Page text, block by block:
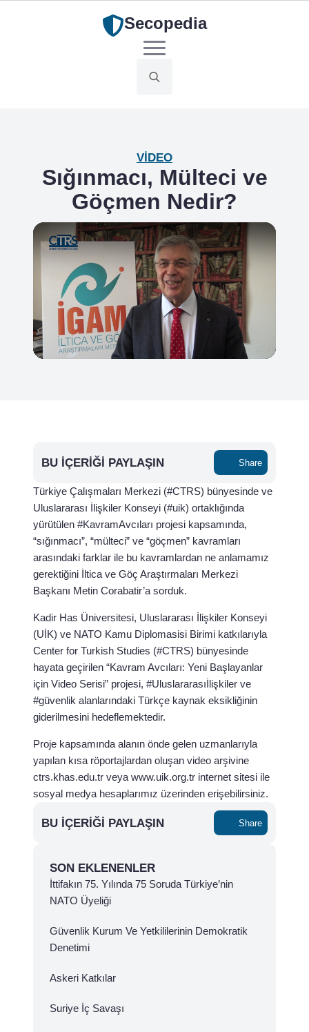
Secopedia
VIDEO
Sığınmacı, Mülteci ve
Göçmen Nedir?
BU İÇERIĞI PAYLAŞIN Share
Türkiye Çalışmaları Merkezi (#CTRS) bünyesinde ve
Uluslararası İlişkiler Konseyi (#uik) ortaklığında
yürütülen #KavramAvcıları projesi kapsamında,
“sığınmacı”, “mülteci” ve “göçmen” kavramları
arasındaki farklar ile bu kavramlardan ne anlamamız
gerektiğini İltica ve Göç Araştırmaları Merkezi
Başkanı Metin Corabatir’a sorduk.
Kadir Has Üniversitesi, Uluslararası İlişkiler Konseyi
(UİK) ve NATO Kamu Diplomasisi Birimi katkılarıyla
Center for Turkish Studies (#CTRS) bünyesinde
hayata geçirilen “Kavram Avcıları: Yeni Başlayanlar
için Video Serisi” projesi, #Uluslararasıİlişkiler ve
#güvenlik alanlarındaki Türkçe kaynak eksikliğinin
giderilmesini hedeflemektedir.
Proje kapsamında alanın önde gelen uzmanlarıyla
yapılan kısa röportajlardan oluşan video arşivine
ctrs.khas.edu.tr veya www.uik.org.tr internet sitesi ile
sosyal medya hesaplarımız üzerinden erişebilirsiniz.
BU İÇERIĞI PAYLAŞIN Share
SON EKLENENLER
İttifakın 75. Yılında 75 Soruda Türkiye’nin
NATO Üyeliği
Güvenlik Kurum Ve Yetkililerinin Demokratik
Denetimi
Askeri Katkılar
Suriye İç Savaşı